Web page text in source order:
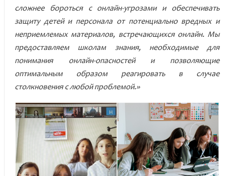
сложнее бороться с онлайн-угрозами и обеспечивать
защиту детей и персонала от потенциально вредных и
неприемлемых материалов, встречающихся онлайн. Мы
предоставляем школам знания, необходимые для
понимания онлайн-опасностей и позволяющие
оптимальным образом реагировать в случае
столкновения с любой проблемой.»